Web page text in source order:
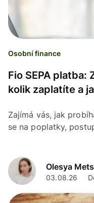
Osobní finance
Fio SEPA platba:
kolik zaplatíte a
Zajímá vás, jak
se na poplatky,
Olesya Mets
03.08.26